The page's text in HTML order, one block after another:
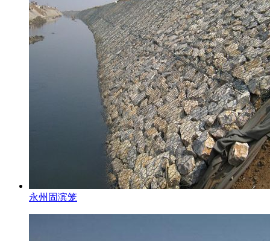
永州固滨笼